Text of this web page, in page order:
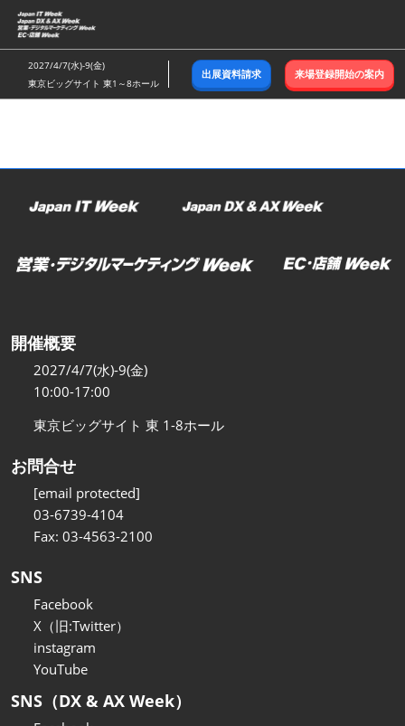
ス
キ
ッ
し
む
2027/4/7(水)-9(金)
東京ビッグサイト 東1～8ホール
出展資料請求 来場登録開始の案内
開催概要
2027/4/7(水)-9(金)
10:00-17:00
東京ビッグサイト 東 1-8ホール
お問合せ
[email protected]
03-6739-4104
Fax: 03-4563-2100
SNS
Facebook
X（旧:Twitter）
instagram
YouTube
SNS（DX & AX Week）